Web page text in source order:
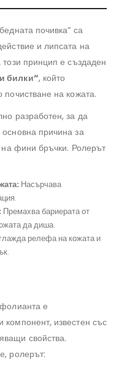
почивка“ са
и липсата на
принцип е създаден
билки“, който
почистване на кожата.
разработен, за да
причина за
на фини бръчки. Ролерът
Насърчава
Премахва бариерата от
да диша.
релефа на кожата и
е
компонент, известен със
свойства.
ролерът: